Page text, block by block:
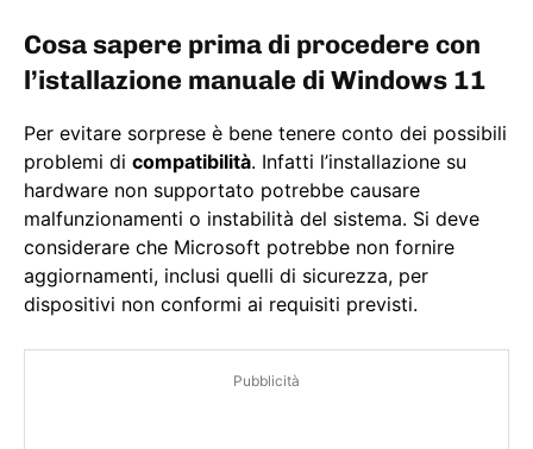
Cosa sapere prima di procedere con
l’istallazione manuale di Windows 11
Per evitare sorprese è bene tenere conto dei possibili
problemi di compatibilità. Infatti l’installazione su
hardware non supportato potrebbe causare
malfunzionamenti o instabilità del sistema. Si deve
considerare che Microsoft potrebbe non fornire
aggiornamenti, inclusi quelli di sicurezza, per
dispositivi non conformi ai requisiti previsti.
Pubblicità